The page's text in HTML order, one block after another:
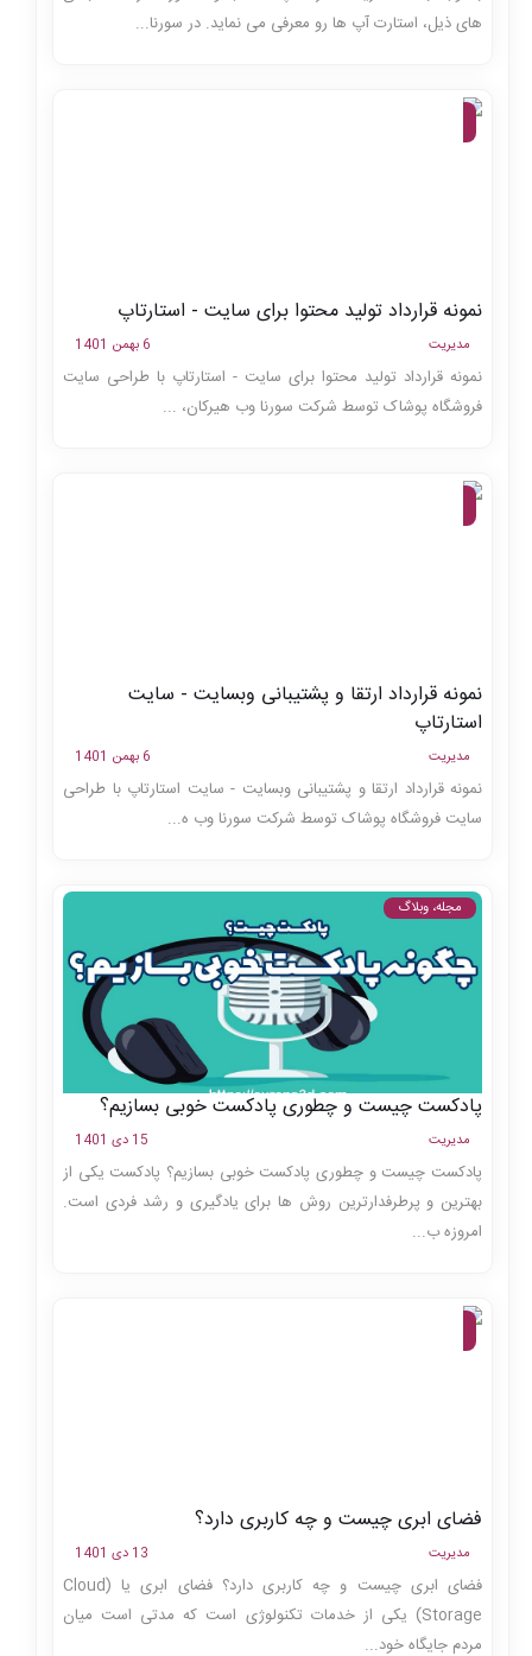
های ذیل، استارت آپ ها رو معرفی می نماید. در سورنا...
نمونه قرارداد تولید محتوا برای سایت - استارتاپ
مدیریت 6 بهمن 1401
نمونه قرارداد تولید محتوا برای سایت - استارتاپ با طراحی سایت
فروشگاه پوشاک توسط شرکت سورنا وب هیرکان، ...
نمونه قرارداد ارتقا و پشتیبانی وبسایت - سایت
استارتاپ
مدیریت 6 بهمن 1401
نمونه قرارداد ارتقا و پشتیبانی وبسایت - سایت استارتاپ با طراحی
سایت فروشگاه پوشاک توسط شرکت سورنا وب ه...
مجله، وبلاگ
پادکست چیست و چطوری پادکست خوبی بسازیم؟
مدیریت 15 دی 1401
پادکست چیست و چطوری پادکست خوبی بسازیم؟ پادکست یکی از
بهترین و پرطرفدارترین روش ها برای یادگیری و رشد فردی است.
امروزه ب...
فضای ابری چیست و چه کاربری دارد؟
مدیریت 13 دی 1401
فضای ابری چیست و چه کاربری دارد؟ فضای ابری یا (Cloud
Storage) یکی از خدمات تکنولوژی است که مدتی است میان
مردم جایگاه خود...